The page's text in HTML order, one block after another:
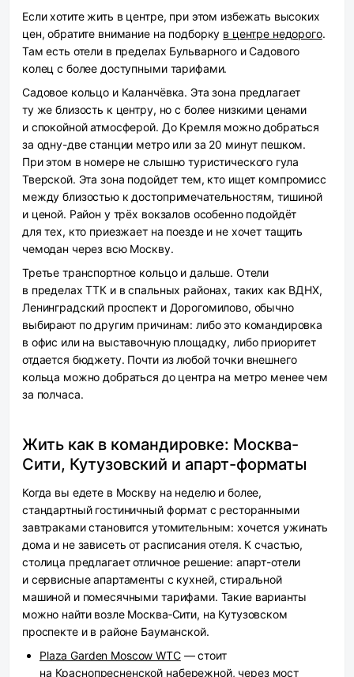
Если хотите жить в центре, при этом избежать высоких
цен, обратите внимание на подборку в центре недорого.
Там есть отели в пределах Бульварного и Садового
колец с более доступными тарифами.
Садовое кольцо и Каланчёвка. Эта зона предлагает
ту же близость к центру, но с более низкими ценами
и спокойной атмосферой. До Кремля можно добраться
за одну-две станции метро или за 20 минут пешком.
При этом в номере не слышно туристического гула
Тверской. Эта зона подойдет тем, кто ищет компромисс
между близостью к достопримечательностям, тишиной
и ценой. Район у трёх вокзалов особенно подойдёт
для тех, кто приезжает на поезде и не хочет тащить
чемодан через всю Москву.
Третье транспортное кольцо и дальше. Отели
в пределах ТТК и в спальных районах, таких как ВДНХ,
Ленинградский проспект и Дорогомилово, обычно
выбирают по другим причинам: либо это командировка
в офис или на выставочную площадку, либо приоритет
отдается бюджету. Почти из любой точки внешнего
кольца можно добраться до центра на метро менее чем
за полчаса.
Жить как в командировке: Москва-
Сити, Кутузовский и апарт-форматы
Когда вы едете в Москву на неделю и более,
стандартный гостиничный формат с ресторанными
завтраками становится утомительным: хочется ужинать
дома и не зависеть от расписания отеля. К счастью,
столица предлагает отличное решение: апарт-отели
и сервисные апартаменты с кухней, стиральной
машиной и помесячными тарифами. Такие варианты
можно найти возле Москва‑Сити, на Кутузовском
проспекте и в районе Бауманской.
Plaza Garden Moscow WTC— стоит
на Краснопресненской набережной, через мост